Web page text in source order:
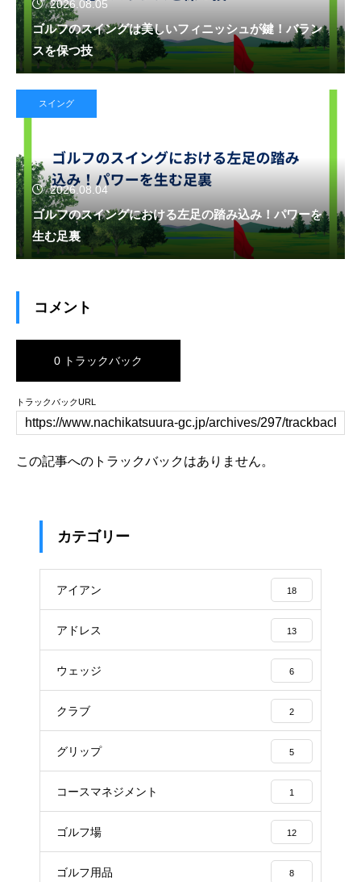
2026.08.05
ゴルフのスイングは美しいフィニッシュが鍵！バラン
スを保つ技
スイング
2026.08.04
ゴルフのスイングにおける左足の踏み込み！パワーを
生む足裏
コメント
0 トラックバック
トラックバックURL
この記事へのトラックバックはありません。
カテゴリー
アイアン 18
アドレス 13
ウェッジ 6
クラブ 2
グリップ 5
コースマネジメント 1
ゴルフ場 12
ゴルフ用品 8